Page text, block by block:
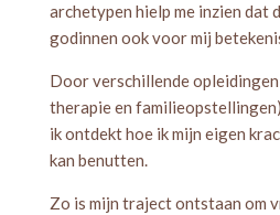
archetypen hielp me inzien dat
godinnen ook voor mij
Door verschillende
therapie en
ik ontdekt hoe ik mijn eigen
kan benutten.
Zo is mijn traject ontstaan om